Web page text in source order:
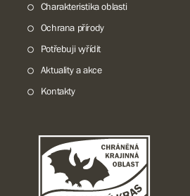
Charakteristika oblasti
Ochrana přírody
Potřebuji vyřídit
Aktuality a akce
Kontakty